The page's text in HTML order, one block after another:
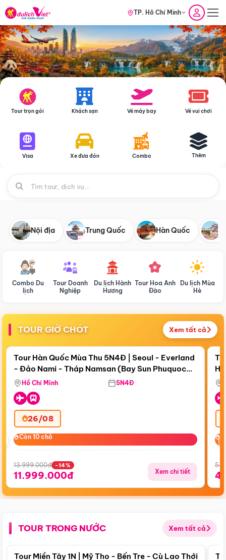
TP. Hồ Chí Minh
Tour trọn gói Khách sạn Vé máy bay Vé vui chơi
Visa Xe đưa đón Combo Thêm
Nội địa Trung Quốc Hàn Quốc
Combo Du
lịch
Tour Doanh
Nghiệp
Du lịch Hành
Hương
Tour Hoa Anh
Đào
Du lịch Mùa
Hè
TOUR GIỜ CHÓT Xem tất cả
Còn17 ngày 21:41:05
Bay Sun Phuquoc Airways
Điểm nổi bật
Tour Hàn Quốc Mùa Thu 5N4Đ | Seoul - Everland
- Đảo Nami - Tháp Namsan (Bay Sun Phuquoc
Airways)
Hồ Chí Minh 5N4Đ
26/08
Còn 10 chỗ
Còn 10 chỗ
13.999.000đ -14%
11.999.000đ Xem chi tiết
TOUR TRONG NƯỚC Xem tất cả
Điểm nổi bật
Tour Miền Tây 1N | Mỹ Tho - Bến Tre - Cù Lao Thới